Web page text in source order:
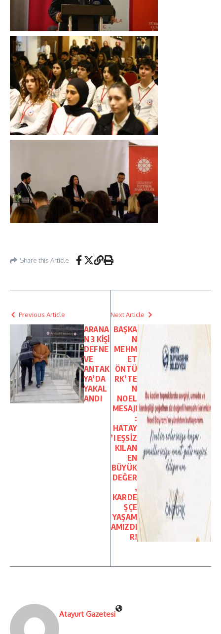
Share this Article
Previous Article
ARANA
N 3 KİŞİ
DEFNE
VE
ANTAK
YA’DA
YAKAL
ANDI
Next Article
BAŞKA
N
MEHM
ET
ÖNTÜ
RK’TE
N
NOEL
MESAJI
:
HATAY
’I EŞSİZ
KILAN
EN
BÜYÜK
DEĞER
,
KARDE
ŞÇE
YAŞAM
AMIZDI
R!
Atayurt Gazetesi